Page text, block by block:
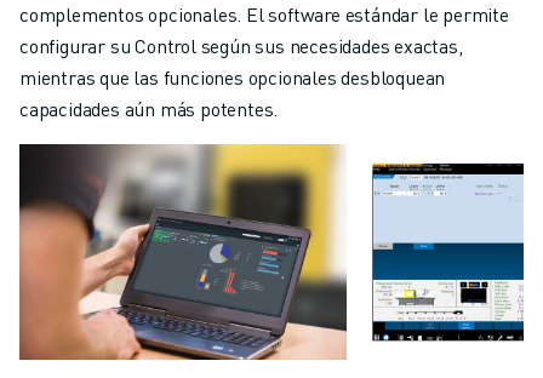
complementos opcionales. El software estándar le permite
configurar su Control según sus necesidades exactas,
mientras que las funciones opcionales desbloquean
capacidades aún más potentes.